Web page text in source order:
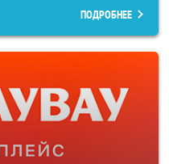
ПОДРОБНЕЕ